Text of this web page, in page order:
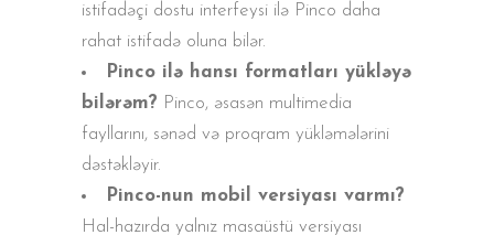
istifadəçi dostu interfeysi ilə Pinco daha
rahat istifadə oluna bilər.
Pinco ilə hansı formatları yükləyə
bilərəm? Pinco, əsasən multimedia
fayllarını, sənəd və proqram yükləmələrini
dəstəkləyir.
Pinco-nun mobil versiyası varmı?
Hal-hazırda yalnız masaüstü versiyası